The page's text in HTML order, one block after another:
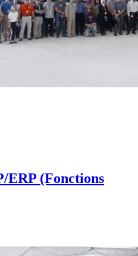
ERP (Fonctions